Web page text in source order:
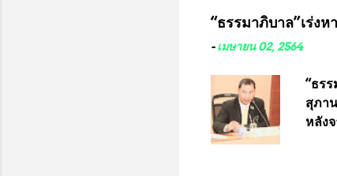
ใน
ประ
เข้า
และ
ประ
“ธรรมาภิบาล”เร่ง
-เมษายน 02, 2564
“ธร
สุภา
หลัง
กฎ